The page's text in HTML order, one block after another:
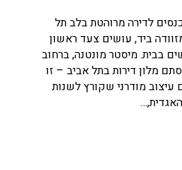
לדירה מרוהטת בלב תל
ביד, עושים צעד ראשון
בבית. מיסטר מונטנה, ברחוב
הוא לא סתם מלון דירות בתל אביב – זו
עיצוב מודרני שקורץ לשנות